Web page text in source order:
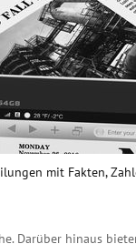
mit Fakten,
Darüber hinaus